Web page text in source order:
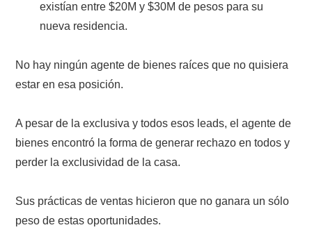
existían entre $20M y $30M de pesos para su
nueva residencia.
No hay ningún agente de bienes raíces que no quisiera
estar en esa posición.
A pesar de la exclusiva y todos esos leads, el agente de
bienes encontró la forma de generar rechazo en todos y
perder la exclusividad de la casa.
Sus prácticas de ventas hicieron que no ganara un sólo
peso de estas oportunidades.